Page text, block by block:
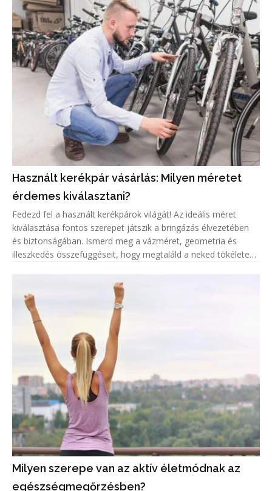
Használt kerékpár vásárlás: Milyen méretet
érdemes kiválasztani?
Fedezd fel a használt kerékpárok világát! Az ideális méret
kiválasztása fontos szerepet játszik a bringázás élvezetében
és biztonságában. Ismerd meg a vázméret, geometria és
illeszkedés összefüggéseit, hogy megtaláld a neked tökéletes
Milyen szerepe van az aktív életmódnak az
egészségmegőrzésben?